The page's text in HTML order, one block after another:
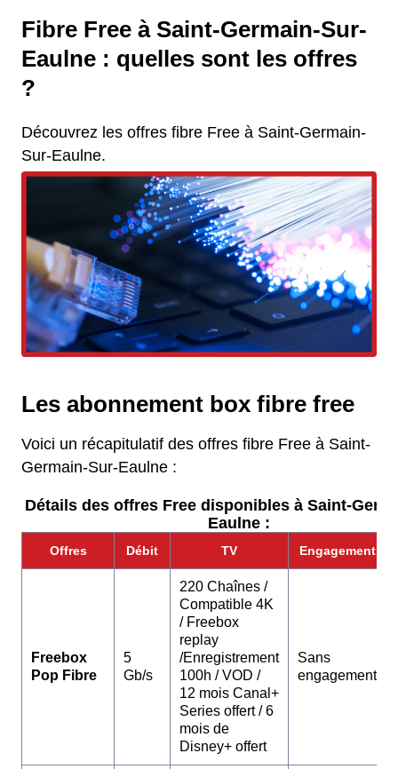
Fibre Free à Saint-Germain-Sur-
Eaulne : quelles sont les offres
?
Découvrez les offres fibre Free à Saint-Germain-
Sur-Eaulne.
Les abonnement box fibre free
Voici un récapitulatif des offres fibre Free à Saint-
Germain-Sur-Eaulne :
Détails des offres Free disponibles à Saint-
Eaulne :
Offres Débit TV Engagement
Freebox
Pop Fibre
5
Gb/s
220 Chaînes /
Compatible 4K
/ Freebox
replay
/Enregistrement
100h / VOD /
12 mois Canal+
Series offert / 6
mois de
Disney+ offert
Sans
engagement